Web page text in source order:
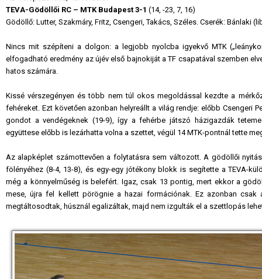
TEVA-Gödöllői RC – MTK Budapest 3-1 (14, -23, 7, 16)
Gödöllő: Lutter, Szakmáry, Fritz, Csengeri, Takács, Széles. Cserék: Bánlaki
Nincs mit szépíteni a dolgon: a legjobb nyolcba igyekvő MTK
elfogadható eredmény az újév első bajnokiját a TF csapatával szemben
hatos számára.
Kissé vérszegényen és több nem túl okos megoldással kezdte a
fehéreket. Ezt követően azonban helyreállt a világ rendje: előbb Csengeri
gondot a vendégeknek (19-9), így a fehérbe játszó házigazdák
együttese előbb is lezárhatta volna a szettet, végül 14 MTK-pontnál tette
Az alapképlet számottevően a folytatásra sem változott. A gödöllői
fölényéhez (8-4, 13-8), és egy-egy jótékony blokk is segítette a TEVA-
még a könnyelműség is belefért. Igaz, csak 13 pontig, mert ekkor a
mese, újra fel kellett pörögnie a hazai formációnak. Ez azonban csak
megtáltosodtak, húsznál egalizáltak, majd nem izgulták el a szettlopás